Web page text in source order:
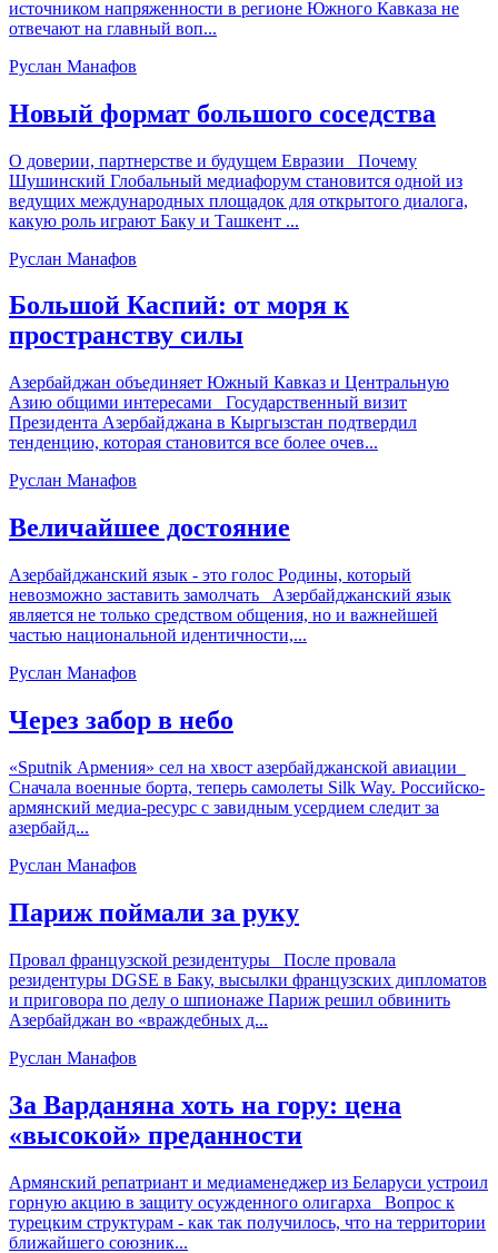
источником напряженности в регионе Южного Кавказа не
отвечают на главный воп...
Руслан Манафов
Новый формат большого соседства
О доверии, партнерстве и будущем Евразии Почему
Шушинский Глобальный медиафорум становится одной из
ведущих международных площадок для открытого диалога,
какую роль играют Баку и Ташкент ...
Руслан Манафов
Большой Каспий: от моря к
пространству силы
Азербайджан объединяет Южный Кавказ и Центральную
Азию общими интересами Государственный визит
Президента Азербайджана в Кыргызстан подтвердил
тенденцию, которая становится все более очев...
Руслан Манафов
Величайшее достояние
Азербайджанский язык - это голос Родины, который
невозможно заставить замолчать Азербайджанский язык
является не только средством общения, но и важнейшей
частью национальной идентичности,...
Руслан Манафов
Через забор в небо
«Sputnik Армения» сел на хвост азербайджанской авиации
Сначала военные борта, теперь самолеты Silk Way. Российско-
армянский медиа-ресурс с завидным усердием следит за
азербайд...
Руслан Манафов
Париж поймали за руку
Провал французской резидентуры После провала
резидентуры DGSE в Баку, высылки французских дипломатов
и приговора по делу о шпионаже Париж решил обвинить
Азербайджан во «враждебных д...
Руслан Манафов
За Варданяна хоть на гору: цена
«высокой» преданности
Армянский репатриант и медиаменеджер из Беларуси устроил
горную акцию в защиту осужденного олигарха Вопрос к
турецким структурам - как так получилось, что на территории
ближайшего союзник...